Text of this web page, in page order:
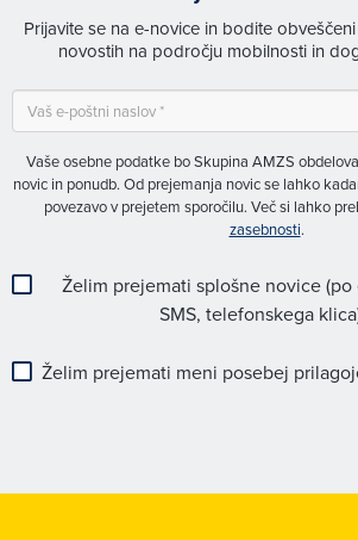
Prijavite se na e-novice in bodite
novostih na področju mobilnosti in
Vaše osebne podatke bo Skupina AMZS
novic in ponudb. Od prejemanja novic se lahko
povezavo v prejetem sporočilu. Več si lahko
zasebnosti.
Želim prejemati splošne novice
SMS, telefonskega
Želim prejemati meni posebej